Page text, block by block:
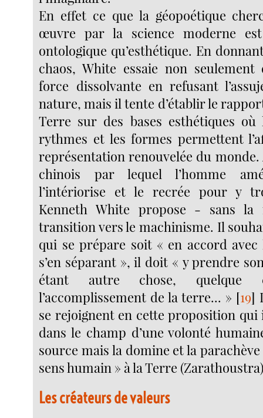
En effet ce que la géopoétique
œuvre par la science moderne
ontologique qu’esthétique. En
chaos, White essaie non seulement
force dissolvante en refusant
nature, mais il tente d’établir le
Terre sur des bases esthétiques où
rythmes et les formes permettent
représentation renouvelée du
chinois par lequel l’homme
l’intériorise et le recrée pour y
Kenneth White propose - sans
transition vers le machinisme. Il
qui se prépare soit « en accord
s’en séparant », il doit « y prendre
étant autre chose, quelque
l’accomplissement de la terre... » [19]
se rejoignent en cette proposition
dans le champ d’une volonté
source mais la domine et la
sens humain » à la Terre
Les créateurs de valeurs